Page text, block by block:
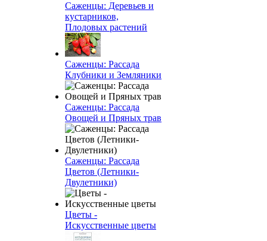
Саженцы: Деревьев и
кустарников,
Плодовых растений
Саженцы: Рассада
Клубники и Земляники
Саженцы: Рассада
Овощей и Пряных трав
Саженцы: Рассада
Цветов (Летники-
Двулетники)
Цветы -
Искусственные цветы